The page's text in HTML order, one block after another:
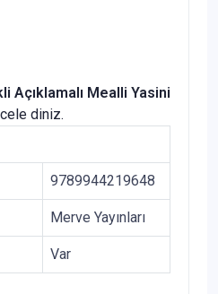
Açıklamalı Mealli Yasini
diniz.
9789944219648
Merve Yayınları
Var